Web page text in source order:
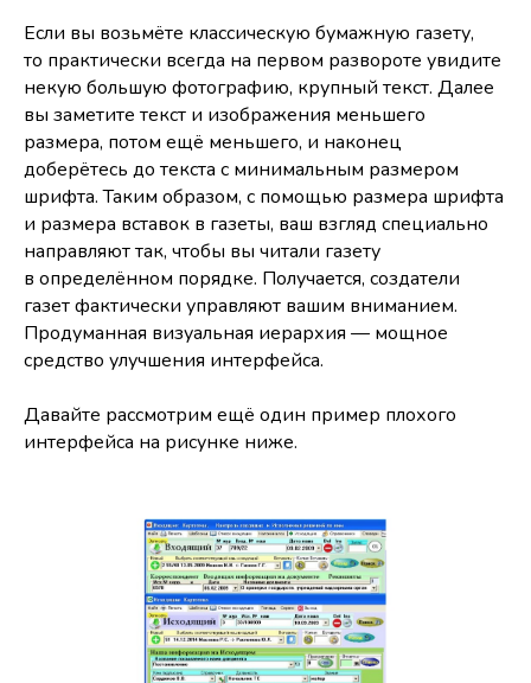
Если вы возьмёте классическую бумажную газету,
то практически всегда на первом развороте увидите
некую большую фотографию, крупный текст. Далее
вы заметите текст и изображения меньшего
размера, потом ещё меньшего, и наконец
доберётесь до текста с минимальным размером
шрифта. Таким образом, с помощью размера шрифта
и размера вставок в газеты, ваш взгляд специально
направляют так, чтобы вы читали газету
в определённом порядке. Получается, создатели
газет фактически управляют вашим вниманием.
Продуманная визуальная иерархия — мощное
средство улучшения интерфейса.
Давайте рассмотрим ещё один пример плохого
интерфейса на рисунке ниже.